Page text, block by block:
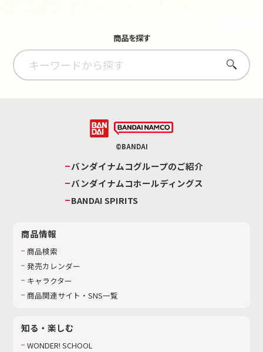
商品を探す
さがす
©BANDAI
バンダイナムコグループのご紹介
バンダイナムコホールディングス
BANDAI SPIRITS
商品情報
商品検索
発売カレンダー
キャラクター
商品関連サイト・SNS一覧
知る・楽しむ
WONDER! SCHOOL